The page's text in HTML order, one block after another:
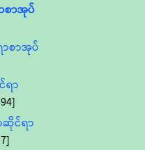
စာအုပ်
စာအုပ်
ာ
ဆိုင်ရာ